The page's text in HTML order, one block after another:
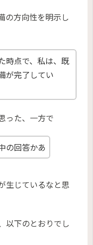
の方向性を明示し
時点で、私は、既
が完了してい
った、一方で
の回答かあ
生じているなと思
以下のとおりでし